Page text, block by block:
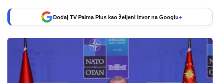
Dodaj TV Palma Plus kao željeni izvor na Googlu+